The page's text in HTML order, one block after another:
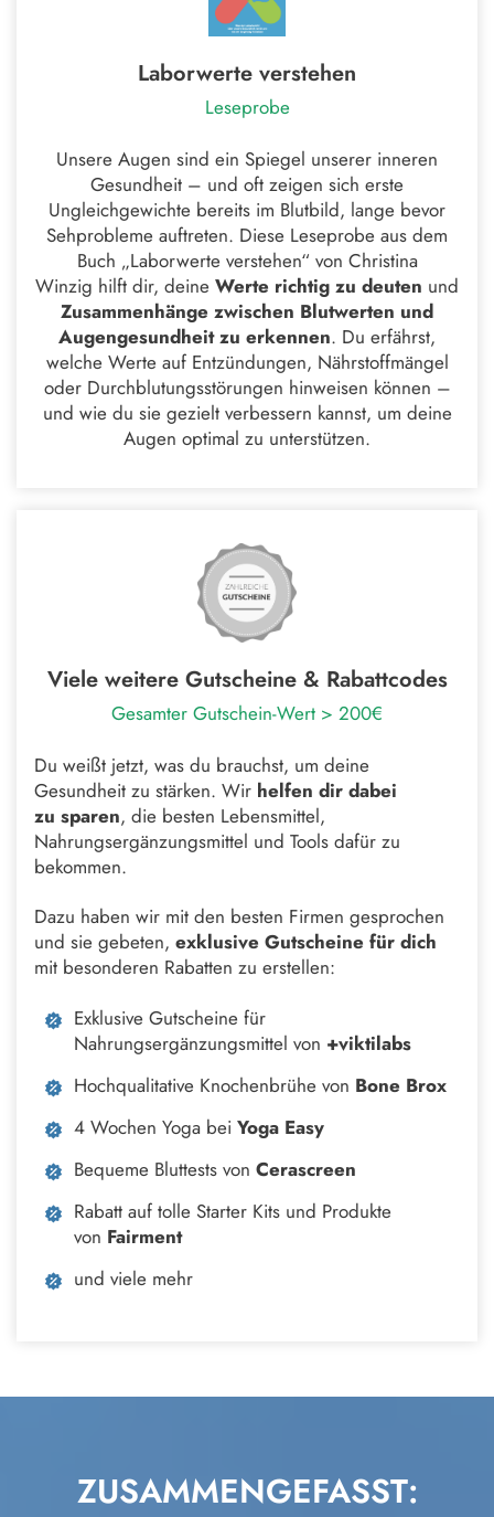
Laborwerte verstehen
Leseprobe
Unsere Augen sind ein Spiegel unserer inneren
Gesundheit – und oft zeigen sich erste
Ungleichgewichte bereits im Blutbild, lange bevor
Sehprobleme auftreten. Diese Leseprobe aus dem
Buch „Laborwerte verstehen“ von Christina
Winzig hilft dir, deine Werte richtig zu deuten und
Zusammenhänge zwischen Blutwerten und
Augengesundheit zu erkennen. Du erfährst,
welche Werte auf Entzündungen, Nährstoffmängel
oder Durchblutungsstörungen hinweisen können –
und wie du sie gezielt verbessern kannst, um deine
Augen optimal zu unterstützen.
Viele weitere Gutscheine & Rabattcodes
Gesamter Gutschein-Wert > 200€
Du weißt jetzt, was du brauchst, um deine
Gesundheit zu stärken. Wir helfen dir dabei
zu sparen, die besten Lebensmittel,
Nahrungsergänzungsmittel und Tools dafür zu
bekommen.
Dazu haben wir mit den besten Firmen gesprochen
und sie gebeten, exklusive Gutscheine für dich
mit besonderen Rabatten zu erstellen:
Exklusive Gutscheine für
Nahrungsergänzungsmittel von +viktilabs
Hochqualitative Knochenbrühe von Bone Brox
4 Wochen Yoga bei Yoga Easy
Bequeme Bluttests von Cerascreen
Rabatt auf tolle Starter Kits und Produkte
von Fairment
und viele mehr
ZUSAMMENGEFASST: